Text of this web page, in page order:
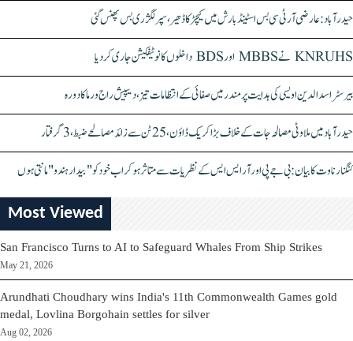
حیدرآباد: عارضی آر ٹی سی بس اسٹینڈ بارش میں کیچڑ کا ڈھیر، سپر لگژری بس پھنس گئی
KNRUHS نے MBBS اور BDS داخلوں کا نوٹیفکیشن جاری کر دیا
بیرسٹر اسدالدین اویسی کی ہدایت پر مندر میں صفائی کے انتظامات تیز، دیپیش راج ورما کا دورہ
حیدرآباد میں ملاوٹی مصالحہ جات کے خلاف بڑا کریک ڈاؤن، 25 ٹن سے زائد مصالحے ضبط، 3 گرفتار
کنگنا رناوت کا بیان: بی جے پی اور آر ایس ایس کے نظریات سے متاثر ہو کر اب خود کو "بیدار ہندو" مانتی ہوں
Most Viewed
San Francisco Turns to AI to Safeguard Whales From Ship Strikes
May 21, 2026
Arundhati Choudhary wins India's 11th Commonwealth Games gold
medal, Lovlina Borgohain settles for silver
Aug 02, 2026